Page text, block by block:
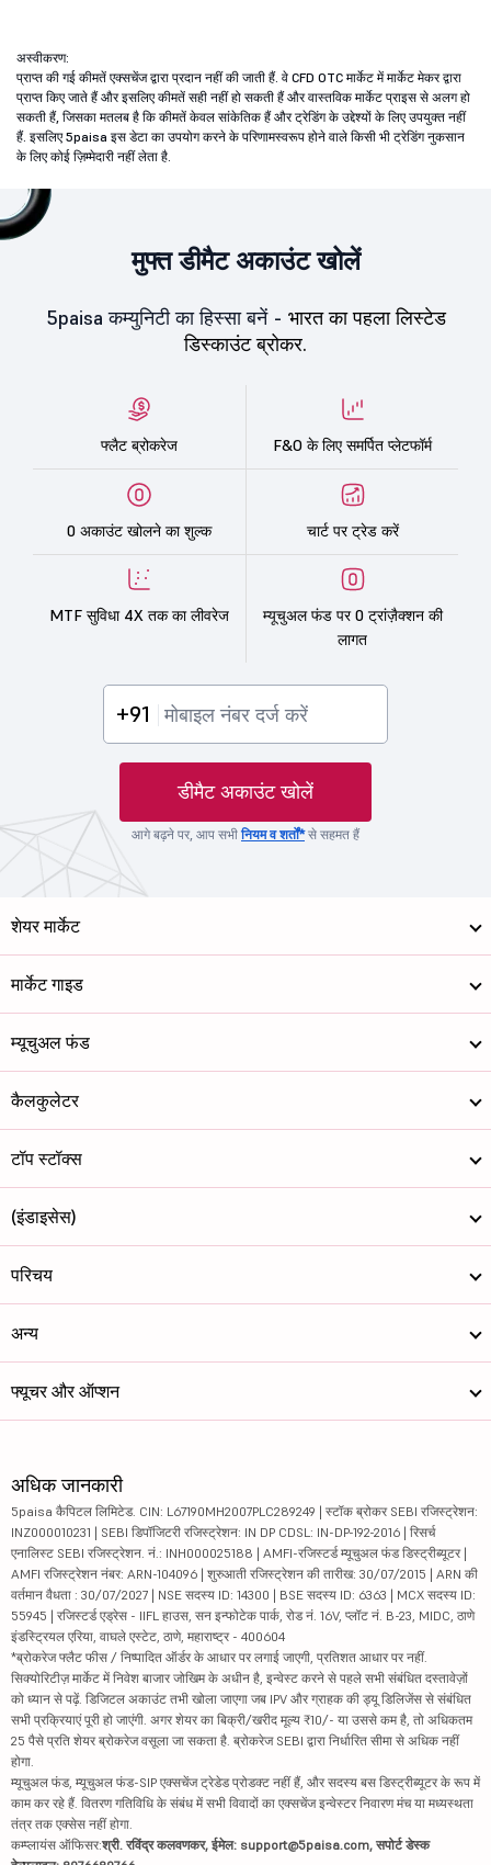
अस्वीकरण:
प्राप्त की गई कीमतें एक्सचेंज द्वारा प्रदान नहीं की जाती हैं. वे CFD OTC मार्केट में मार्केट मेकर द्वारा
प्राप्त किए जाते हैं और इसलिए कीमतें सही नहीं हो सकती हैं और वास्तविक मार्केट प्राइस से अलग हो
सकती हैं, जिसका मतलब है कि कीमतें केवल सांकेतिक हैं और ट्रेडिंग के उद्देश्यों के लिए उपयुक्त नहीं
हैं. इसलिए 5paisa इस डेटा का उपयोग करने के परिणामस्वरूप होने वाले किसी भी ट्रेडिंग नुकसान
के लिए कोई ज़िम्मेदारी नहीं लेता है.
मुफ्त डीमैट अकाउंट खोलें
5paisa कम्युनिटी का हिस्सा बनें - भारत का पहला लिस्टेड
डिस्काउंट ब्रोकर.
फ्लैट ब्रोकरेज F&O के लिए समर्पित प्लेटफॉर्म
0 अकाउंट खोलने का शुल्क चार्ट पर ट्रेड करें
MTF सुविधा 4X तक का लीवरेज
म्यूचुअल फंड पर 0 ट्रांज़ैक्शन की
लागत
+91
डीमैट अकाउंट खोलें
आगे बढ़ने पर, आप सभीनियम व शर्तों*से सहमत हैं
शेयर मार्केट
मार्केट गाइड
म्यूचुअल फंड
कैलकुलेटर
टॉप स्टॉक्स
(इंडाइसेस)
परिचय
अन्य
फ्यूचर और ऑप्शन
अधिक जानकारी
5paisa कैपिटल लिमिटेड. CIN: L67190MH2007PLC289249 | स्टॉक ब्रोकर SEBI रजिस्ट्रेशन:
INZ000010231 | SEBI डिपॉजिटरी रजिस्ट्रेशन: IN DP CDSL: IN-DP-192-2016 | रिसर्च
एनालिस्ट SEBI रजिस्ट्रेशन. नं.: INH000025188 | AMFI-रजिस्टर्ड म्यूचुअल फंड डिस्ट्रीब्यूटर |
AMFI रजिस्ट्रेशन नंबर: ARN-104096 | शुरुआती रजिस्ट्रेशन की तारीख: 30/07/2015 | ARN की
वर्तमान वैधता : 30/07/2027 | NSE सदस्य ID: 14300 | BSE सदस्य ID: 6363 | MCX सदस्य ID:
55945 | रजिस्टर्ड एड्रेस - IIFL हाउस, सन इन्फोटेक पार्क, रोड नं. 16V, प्लॉट नं. B-23, MIDC, ठाणे
इंडस्ट्रियल एरिया, वाघले एस्टेट, ठाणे, महाराष्ट्र - 400604
*ब्रोकरेज फ्लैट फीस / निष्पादित ऑर्डर के आधार पर लगाई जाएगी, प्रतिशत आधार पर नहीं.
सिक्योरिटीज़ मार्केट में निवेश बाजार जोखिम के अधीन है, इन्वेस्ट करने से पहले सभी संबंधित दस्तावेज़ों
को ध्यान से पढ़ें. डिजिटल अकाउंट तभी खोला जाएगा जब IPV और ग्राहक की ड्यू डिलिजेंस से संबंधित
सभी प्रक्रियाएं पूरी हो जाएंगी. अगर शेयर का बिक्री/खरीद मूल्य ₹10/- या उससे कम है, तो अधिकतम
25 पैसे प्रति शेयर ब्रोकरेज वसूला जा सकता है. ब्रोकरेज SEBI द्वारा निर्धारित सीमा से अधिक नहीं
होगा.
म्यूचुअल फंड, म्यूचुअल फंड-SIP एक्सचेंज ट्रेडेड प्रोडक्ट नहीं हैं, और सदस्य बस डिस्ट्रीब्यूटर के रूप में
काम कर रहे हैं. वितरण गतिविधि के संबंध में सभी विवादों का एक्सचेंज इन्वेस्टर निवारण मंच या मध्यस्थता
तंत्र तक एक्सेस नहीं होगा.
कम्प्लायंस ऑफिसर:श्री. रविंद्र कलवणकर, ईमेल: support@5paisa.com, सपोर्ट डेस्क